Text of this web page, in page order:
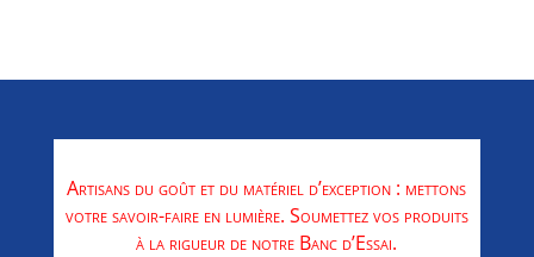
Artisans du goût et du matériel d’exception : mettons
votre savoir-faire en lumière. Soumettez vos produits
à la rigueur de notre Banc d’Essai.